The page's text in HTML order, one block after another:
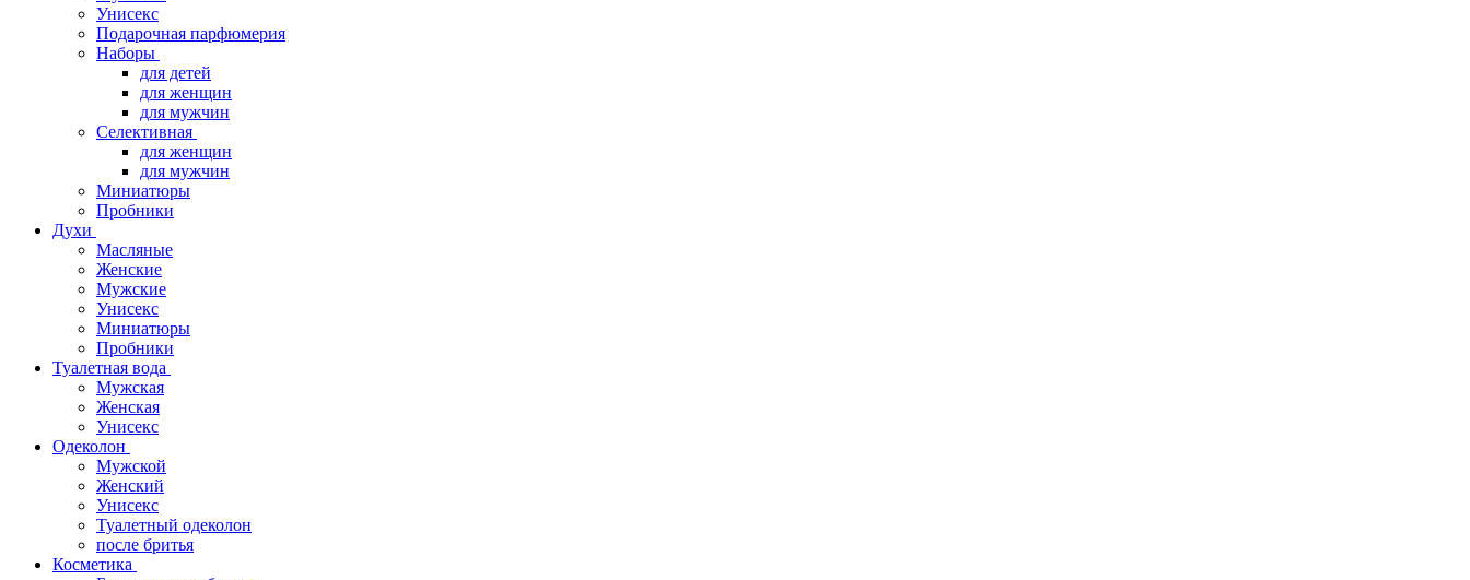
Унисекс
Подарочная парфюмерия
Наборы
для детей
для женщин
для мужчин
Селективная
для женщин
для мужчин
Миниатюры
Пробники
Духи
Масляные
Женские
Мужские
Унисекс
Миниатюры
Пробники
Туалетная вода
Мужская
Женская
Унисекс
Одеколон
Мужской
Женский
Унисекс
Туалетный одеколон
после бритья
Косметика